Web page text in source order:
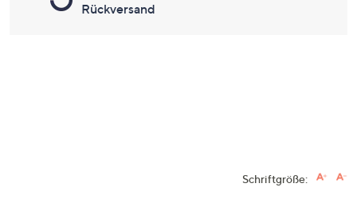
Rückversand
Schriftgröße: